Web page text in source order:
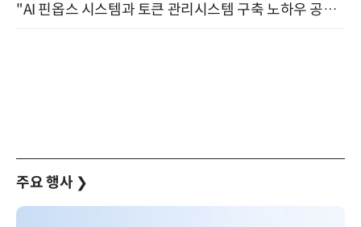
"AI 핀옵스 시스템과 토큰 관리시스템 구축 노하우 공개" 잠실 한국광고문화회관 2층 대회의실 (8/21)
주요 행사 ❯